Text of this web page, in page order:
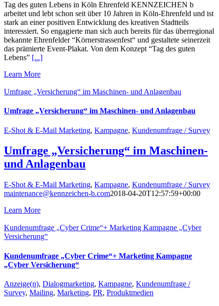
Tag des guten Lebens in Köln Ehrenfeld KENNZEICHEN b
arbeitet und lebt schon seit über 10 Jahren in Köln-Ehrenfeld und ist
stark an einer positiven Entwicklung des kreativen Stadtteils
interessiert. So engagierte man sich auch bereits für das überregional
bekannte Ehrenfelder “Körnerstrassenfest“ und gestaltete seinerzeit
das prämierte Event-Plakat. Von dem Konzept “Tag des guten
Lebens” [...]
Learn More
Umfrage „Versicherung“ im Maschinen- und Anlagenbau
Umfrage „Versicherung“ im Maschinen- und Anlagenbau
E-Shot & E-Mail Marketing, Kampagne, Kundenumfrage / Survey
Umfrage „Versicherung“ im Maschinen-
und Anlagenbau
E-Shot & E-Mail Marketing, Kampagne, Kundenumfrage / Survey
maintenance@kennzeichen-b.com2018-04-20T12:57:59+00:00
Learn More
Kundenumfrage „Cyber Crime“+ Marketing Kampagne „Cyber
Versicherung“
Kundenumfrage „Cyber Crime“+ Marketing Kampagne
„Cyber Versicherung“
Anzeige(n), Dialogmarketing, Kampagne, Kundenumfrage /
Survey, Mailing, Marketing, PR, Produktmedien